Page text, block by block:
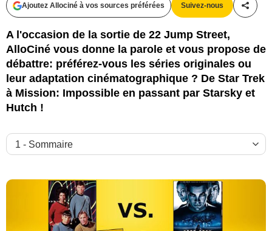
Ajoutez Allociné à vos sources préférées Suivez-nous
A l'occasion de la sortie de 22 Jump Street,
AlloCiné vous donne la parole et vous propose de
débattre: préférez-vous les séries originales ou
leur adaptation cinématographique ? De Star Trek
à Mission: Impossible en passant par Starsky et
Hutch !